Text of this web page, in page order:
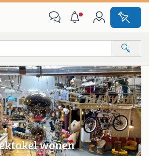
Alle afstanden…
wonen